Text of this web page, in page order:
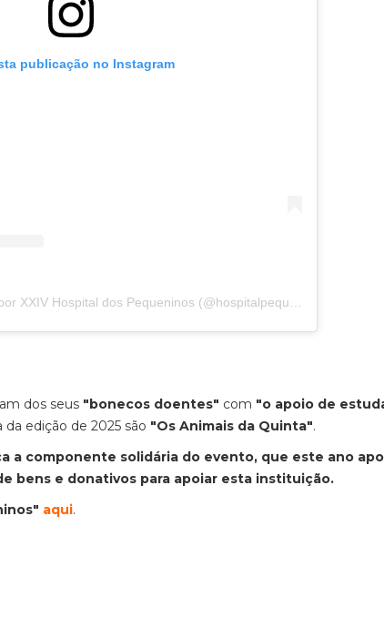
publicação no Instagram
dos seus "bonecos doentes" com "o apoio de
da edição de 2025 são "Os Animais da Quinta".
a componente solidária do evento, que este ano
bens e donativos para apoiar esta instituição.
aqui.